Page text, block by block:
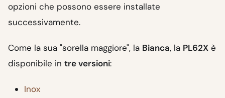
opzioni che possono essere installate
successivamente.
Come la sua "sorella maggiore", la Bianca, la PL62X è
disponibile in tre versioni:
Inox